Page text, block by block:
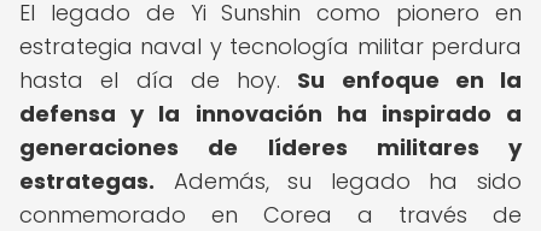
El legado de Yi Sunshin como pionero en
estrategia naval y tecnología militar perdura
hasta el día de hoy. Su enfoque en la
defensa y la innovación ha inspirado a
generaciones de líderes militares y
estrategas. Además, su legado ha sido
conmemorado en Corea a través de